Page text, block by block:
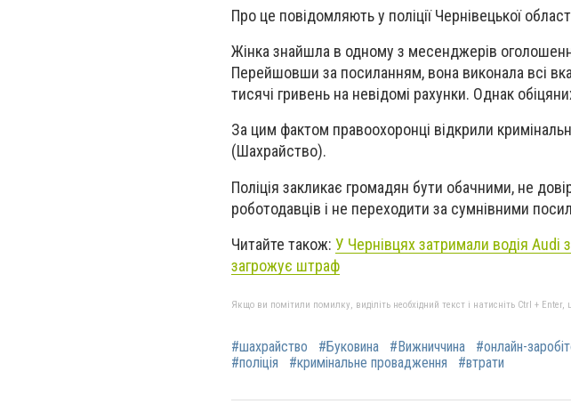
Про це повідомляють у поліції Чернівецької
Жінка знайшла в одному з месенджерів
Перейшовши за посиланням, вона виконала всі
тисячі гривень на невідомі рахунки. Однак
За цим фактом правоохоронці відкрили
(Шахрайство).
Поліція закликає громадян бути обачними, не
роботодавців і не переходити за сумнівними
Читайте також: У Чернівцях затримали водія
загрожує штраф
Якщо ви помітили помилку, виділіть необхідний текст і натисніть Ctrl +
#шахрайство #Буковина #Вижниччина #онлайн-
#поліція
#кримінальне провадження #втрати